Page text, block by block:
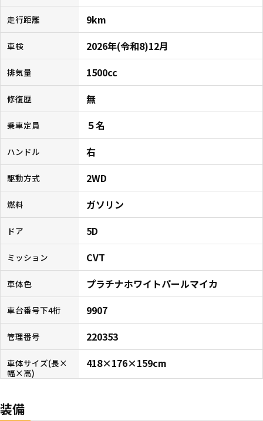
走行距離 9km
車検 2026年(令和8)12月
排気量 1500cc
修復歴 無
乗車定員 ５名
ハンドル 右
駆動方式 2WD
燃料 ガソリン
ドア 5D
ミッション CVT
車体色 プラチナホワイトパールマイカ
車台番号下4桁 9907
管理番号 220353
車体サイズ(長×
幅×高)
418×176×159cm
装備